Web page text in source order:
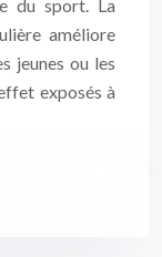
du sport. La
améliore
jeunes ou les
exposés à